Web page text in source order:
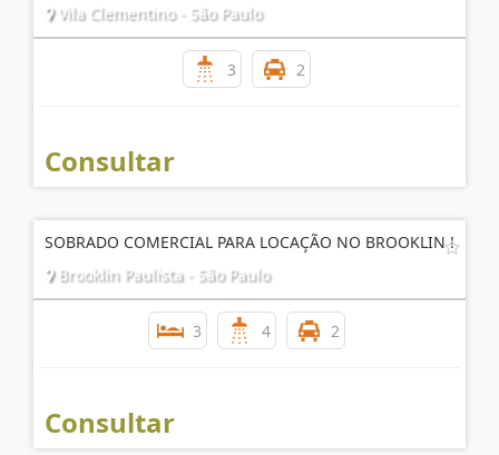
Vila Clementino - São Paulo
3 2
Consultar
SOBRADO COMERCIAL PARA LOCAÇÃO NO BROOKLIN !
Brooklin Paulista - São Paulo
3 4 2
Consultar